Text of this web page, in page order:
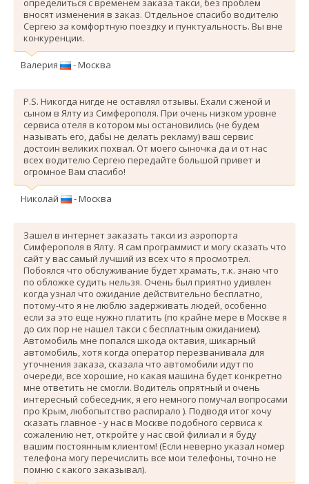
вносят изменения в заказ. Отдельное спасибо водителю
Сергею за комфортную поездку и пунктуальность. Вы вне
конкуренции.
Валерия - Москва
P.S. Никогда нигде не оставлял отзывы. Ехали с женой и
сыном в Ялту из Симферополя. При очень низком уровне
сервиса отеля в котором мы остановились (не будем
называть его, дабы не делать рекламу) ваш сервис
достоин великих похвал. От моего сыночка да и от нас
всех водителю Сергею передайте большой привет и
огромное Вам спасибо!
Николай - Москва
Зашел в интернет заказать такси из аэропорта
Симферополя в Ялту. Я сам программист и могу сказать что
сайт у вас самый лучший из всех что я просмотрел.
Побоялся что обслуживание будет храмать, т.к. знаю что
по обложке судить нельзя. Очень был приятно удивлен
когда узнал что ожидание действительно бесплатно,
потому-что я не люблю задерживать людей, особенно
если за это еще нужно платить (по крайне мере в Москве я
до сих пор не нашел такси с бесплатным ожиданием).
Автомобиль мне попался шкода октавия, шикарный
автомобиль, хотя когда оператор перезванивала для
уточнения заказа, сказала что автомобили идут по
очереди, все хорошие, но какая машина будет конкретно
мне ответить не смогли. Водитель опрятный и очень
интересный собеседник, я его немного помучал вопросами
про Крым, любопытство распирало ). Подводя итог хочу
сказать главное - у нас в Москве подобного сервиса к
сожалению нет, откройте у нас свой филиал и я буду
вашим постоянным клиентом! (Если неверно указал номер
телефона могу перечислить все мои телефоны, точно не
помню с какого заказывал).